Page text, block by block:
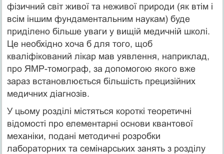
фізичний світ живої та неживої природи (як втім і
всім іншим фундаментальним наукам) буде
приділено більше уваги у вищій медичній школі.
Це необхідно хоча б для того, щоб
кваліфікований лікар мав уявлення, наприклад,
про ЯМР-томограф, за допомогою якого вже
зараз встановлюється більшість прецизійних
медичних діагнозів.
У цьому розділі містяться короткі теоретичні
відомості про елементарні основи квантової
механіки, подані мето­дичні розробки
лабораторних та семінарських занять з розділу